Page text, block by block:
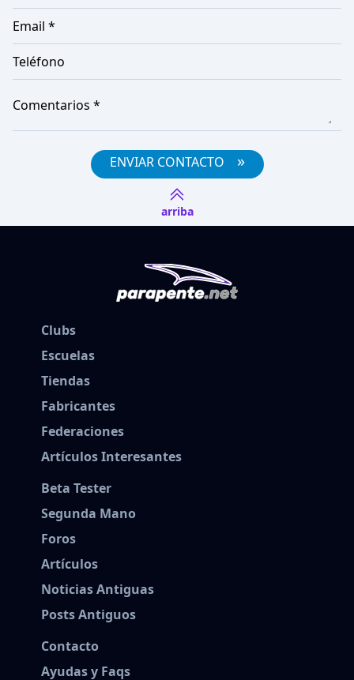
Email *
Teléfono
Comentarios *
ENVIAR CONTACTO »
arriba
Clubs
Escuelas
Tiendas
Fabricantes
Federaciones
Artículos Interesantes
Beta Tester
Segunda Mano
Foros
Artículos
Noticias Antiguas
Posts Antiguos
Contacto
Ayudas y Faqs